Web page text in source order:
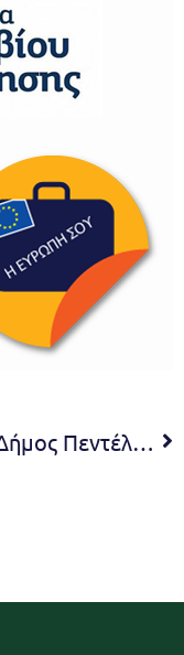
Ο Δήμος Πεντέλης ενημερώνει και καταδικάζει τα φαινόμενα δηλητηρίασης ζώων